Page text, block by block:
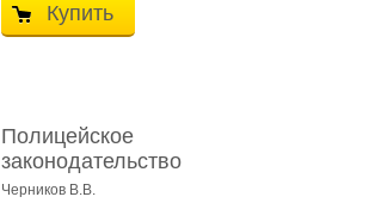
Купить
Полицейское
законодательство
России: вчера, с� ...
Черников В.В.